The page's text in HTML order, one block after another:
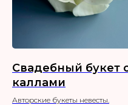
Свадебный букет
каллами
Авторские букеты невесты.